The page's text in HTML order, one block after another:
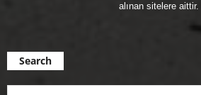
alınan sitelere aittir.
Search